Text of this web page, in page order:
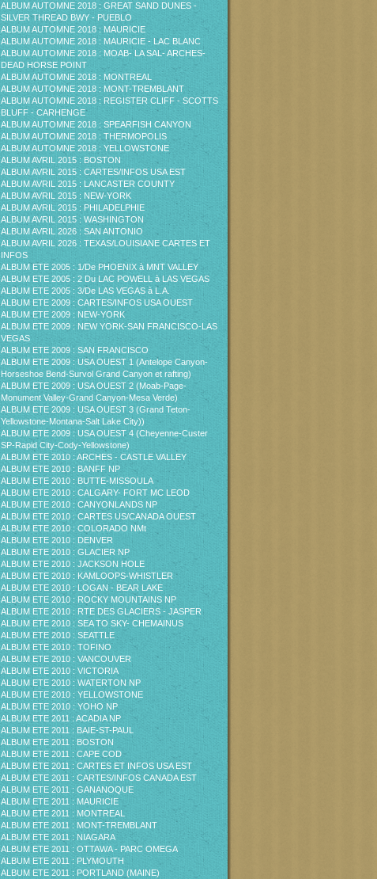
ALBUM AUTOMNE 2018 : GREAT SAND DUNES -
SILVER THREAD BWY - PUEBLO
ALBUM AUTOMNE 2018 : MAURICIE
ALBUM AUTOMNE 2018 : MAURICIE - LAC BLANC
ALBUM AUTOMNE 2018 : MOAB- LA SAL- ARCHES-
DEAD HORSE POINT
ALBUM AUTOMNE 2018 : MONTREAL
ALBUM AUTOMNE 2018 : MONT-TREMBLANT
ALBUM AUTOMNE 2018 : REGISTER CLIFF - SCOTTS
BLUFF - CARHENGE
ALBUM AUTOMNE 2018 : SPEARFISH CANYON
ALBUM AUTOMNE 2018 : THERMOPOLIS
ALBUM AUTOMNE 2018 : YELLOWSTONE
ALBUM AVRIL 2015 : BOSTON
ALBUM AVRIL 2015 : CARTES/INFOS USA EST
ALBUM AVRIL 2015 : LANCASTER COUNTY
ALBUM AVRIL 2015 : NEW-YORK
ALBUM AVRIL 2015 : PHILADELPHIE
ALBUM AVRIL 2015 : WASHINGTON
ALBUM AVRIL 2026 : SAN ANTONIO
ALBUM AVRIL 2026 : TEXAS/LOUISIANE CARTES ET
INFOS
ALBUM ETE 2005 : 1/De PHOENIX à MNT VALLEY
ALBUM ETE 2005 : 2 Du LAC POWELL à LAS VEGAS
ALBUM ETE 2005 : 3/De LAS VEGAS à L.A.
ALBUM ETE 2009 : CARTES/INFOS USA OUEST
ALBUM ETE 2009 : NEW-YORK
ALBUM ETE 2009 : NEW YORK-SAN FRANCISCO-LAS
VEGAS
ALBUM ETE 2009 : SAN FRANCISCO
ALBUM ETE 2009 : USA OUEST 1 (Antelope Canyon-
Horseshoe Bend-Survol Grand Canyon et rafting)
ALBUM ETE 2009 : USA OUEST 2 (Moab-Page-
Monument Valley-Grand Canyon-Mesa Verde)
ALBUM ETE 2009 : USA OUEST 3 (Grand Teton-
Yellowstone-Montana-Salt Lake City))
ALBUM ETE 2009 : USA OUEST 4 (Cheyenne-Custer
SP-Rapid City-Cody-Yellowstone)
ALBUM ETE 2010 : ARCHES - CASTLE VALLEY
ALBUM ETE 2010 : BANFF NP
ALBUM ETE 2010 : BUTTE-MISSOULA
ALBUM ETE 2010 : CALGARY- FORT MC LEOD
ALBUM ETE 2010 : CANYONLANDS NP
ALBUM ETE 2010 : CARTES US/CANADA OUEST
ALBUM ETE 2010 : COLORADO NMt
ALBUM ETE 2010 : DENVER
ALBUM ETE 2010 : GLACIER NP
ALBUM ETE 2010 : JACKSON HOLE
ALBUM ETE 2010 : KAMLOOPS-WHISTLER
ALBUM ETE 2010 : LOGAN - BEAR LAKE
ALBUM ETE 2010 : ROCKY MOUNTAINS NP
ALBUM ETE 2010 : RTE DES GLACIERS - JASPER
ALBUM ETE 2010 : SEA TO SKY- CHEMAINUS
ALBUM ETE 2010 : SEATTLE
ALBUM ETE 2010 : TOFINO
ALBUM ETE 2010 : VANCOUVER
ALBUM ETE 2010 : VICTORIA
ALBUM ETE 2010 : WATERTON NP
ALBUM ETE 2010 : YELLOWSTONE
ALBUM ETE 2010 : YOHO NP
ALBUM ETE 2011 : ACADIA NP
ALBUM ETE 2011 : BAIE-ST-PAUL
ALBUM ETE 2011 : BOSTON
ALBUM ETE 2011 : CAPE COD
ALBUM ETE 2011 : CARTES ET INFOS USA EST
ALBUM ETE 2011 : CARTES/INFOS CANADA EST
ALBUM ETE 2011 : GANANOQUE
ALBUM ETE 2011 : MAURICIE
ALBUM ETE 2011 : MONTREAL
ALBUM ETE 2011 : MONT-TREMBLANT
ALBUM ETE 2011 : NIAGARA
ALBUM ETE 2011 : OTTAWA - PARC OMEGA
ALBUM ETE 2011 : PLYMOUTH
ALBUM ETE 2011 : PORTLAND (MAINE)